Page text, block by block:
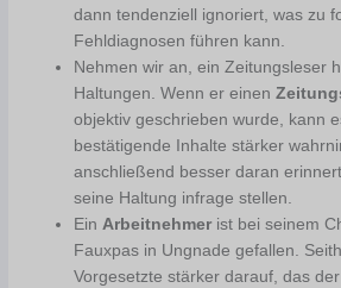
dann tendenziell ignoriert, was zu
Fehldiagnosen führen kann.
Nehmen wir an, ein Zeitungsleser
Haltungen. Wenn er einen
objektiv geschrieben wurde, kann
bestätigende Inhalte stärker
anschließend besser daran
seine Haltung infrage stellen.
EinArbeitnehmer ist bei seinem
Fauxpas in Ungnade gefallen.
Vorgesetzte stärker darauf, das